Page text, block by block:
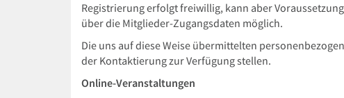
Registrierung erfolgt freiwillig, kann aber
über die Mitglieder-Zugangsdaten möglich.
Die uns auf diese Weise übermittelten
der Kontaktierung zur Verfügung stellen.
Online-Veranstaltungen